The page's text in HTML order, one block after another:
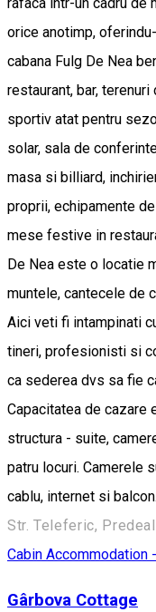
orice anotimp,
cabana Fulg De Nea
restaurant, bar,
sportiv atat pentru
solar, sala de
masa si billiard,
proprii, echipamente
mese festive in
De Nea este o locatie
muntele, cantecele de
Aici veti fi intampinati
tineri, profesionisti si
ca sederea dvs sa fie
Capacitatea de cazare
structura - suite,
patru locuri. Camerele
cablu, internet si balcon.
Str. Teleferic,
Cabin Accommodation
Gârbova Cottage